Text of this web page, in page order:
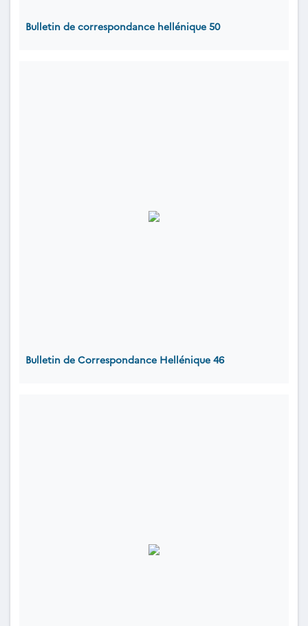
Bulletin de correspondance hellénique 50
Bulletin de Correspondance Hellénique 46